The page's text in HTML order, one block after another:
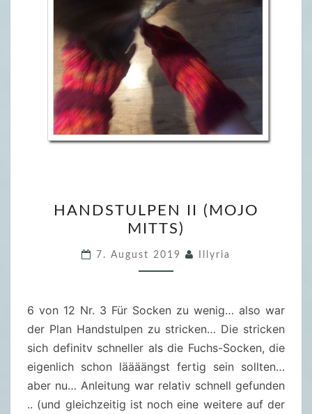
A
N
D
S
U
L
P
E
N
I
HANDSTULPEN II (MOJO
MITTS)
7. August 2019 Illyria
6 von 12 Nr. 3 Für Socken zu wenig… also war
der Plan Handstulpen zu stricken… Die stricken
sich definitv schneller als die Fuchs-Socken, die
eigenlich schon läääängst fertig sein sollten…
aber nu… Anleitung war relativ schnell gefunden
.. (und gleichzeitig ist noch eine weitere auf der